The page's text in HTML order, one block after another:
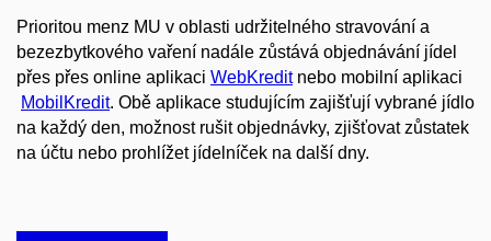
Prioritou menz MU v oblasti udržitelného stravování a
bezezbytkového vaření nadále zůstává objednávání jídel
přes přes online aplikaci WebKreditnebo mobilní aplikaci
MobilKredit. Obě aplikace studujícím zajišťují vybrané jídlo
na každý den, možnost rušit objednávky, zjišťovat zůstatek
na účtu nebo prohlížet jídelníček na další dny.